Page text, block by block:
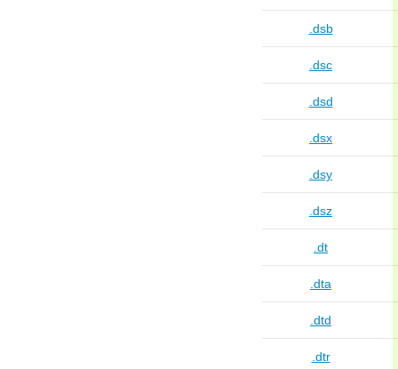
.dsb
.dsc
.dsd
.dsx
.dsy
.dsz
.dt
.dta
.dtd
.dtr